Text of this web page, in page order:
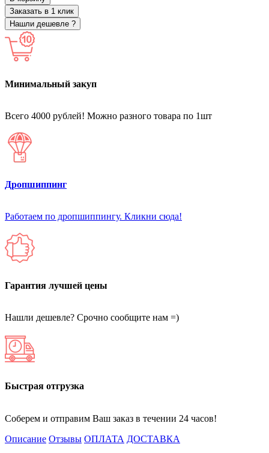
Заказать в 1 клик
Нашли дешевле ?
Минимальный закуп
Всего 4000 рублей! Можно разного товара по 1шт
Дропшиппинг
Работаем по дропшиппингу. Кликни сюда!
Гарантия лучшей цены
Нашли дешевле? Срочно сообщите нам =)
Быстрая отгрузка
Соберем и отправим Ваш заказ в течении 24 часов!
Описание Отзывы ОПЛАТА ДОСТАВКА